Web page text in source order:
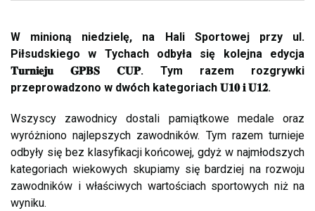
W minioną niedzielę, na Hali Sportowej przy ul.
Piłsudskiego w Tychach odbyła się kolejna edycja
𝐓𝐮𝐫𝐧𝐢𝐞𝐣𝐮 𝐆𝐏𝐁𝐒 𝐂𝐔𝐏. Tym razem rozgrywki
przeprowadzono w dwóch kategoriach 𝐔𝟏𝟎 𝐢 𝐔𝟏𝟐.
Wszyscy zawodnicy dostali pamiątkowe medale oraz
wyróżniono najlepszych zawodników. Tym razem turnieje
odbyły się bez klasyfikacji końcowej, gdyż w najmłodszych
kategoriach wiekowych skupiamy się bardziej na rozwoju
zawodników i właściwych wartościach sportowych niż na
wyniku.